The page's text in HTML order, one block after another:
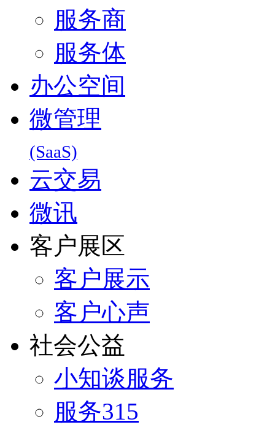
服务商
服务体
办公空间
微管理
(SaaS)
云交易
微讯
客户展区
客户展示
客户心声
社会公益
小知谈服务
服务315